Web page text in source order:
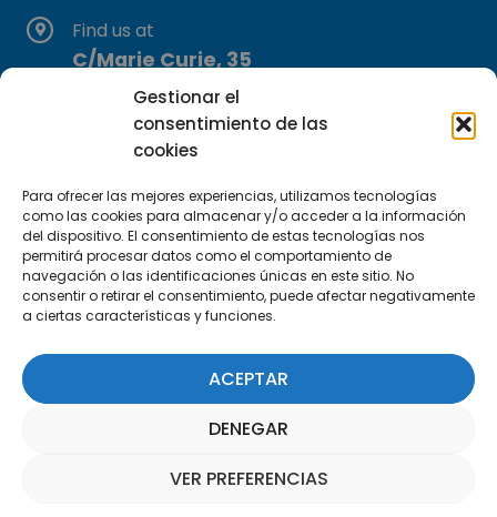
Gestionar el
consentimiento de las
cookies
Para ofrecer las mejores experiencias, utilizamos tecnologías
como las cookies para almacenar y/o acceder a la información
del dispositivo. El consentimiento de estas tecnologías nos
permitirá procesar datos como el comportamiento de
navegación o las identificaciones únicas en este sitio. No
consentir o retirar el consentimiento, puede afectar negativamente
a ciertas características y funciones.
ACEPTAR
DENEGAR
VER PREFERENCIAS
Find us at
C/Marie Curie, 35
29590 Campanillas, Málaga
Subscribe to our Newsletter
SUBSCRIBE HERE